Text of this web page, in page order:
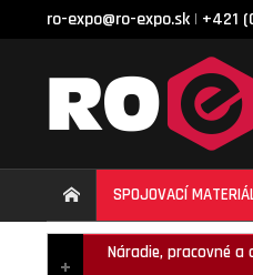
ro-expo@ro-expo.sk | +421
SPOJOVACÍ
Náradie, pracovné a